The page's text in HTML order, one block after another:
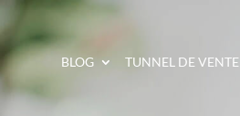
BLOG TUNNEL DE VENTE